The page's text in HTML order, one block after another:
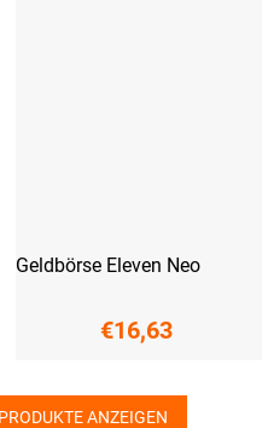
Geldbörse Eleven Neo
€16,63
ANZEIGEN